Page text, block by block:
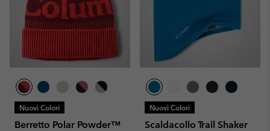
Nuovi Colori
Berretto Polar Powder™
Nuovi Colori
Scaldacollo Trail Shaker